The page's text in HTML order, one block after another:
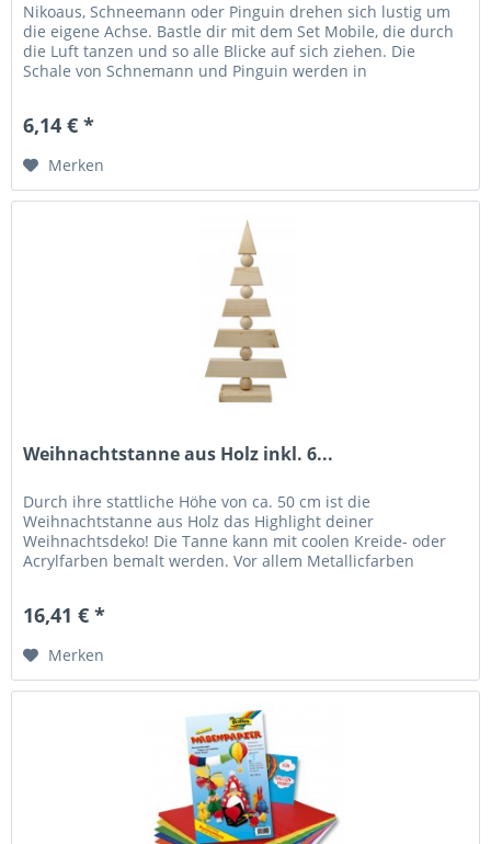
Nikoaus, Schneemann oder Pinguin drehen sich lustig um
die eigene Achse. Bastle dir mit dem Set Mobile, die durch
die Luft tanzen und so alle Blicke auf sich ziehen. Die
Schale von Schnemann und Pinguin werden in
6,14 € *
Merken
Weihnachtstanne aus Holz inkl. 6...
Durch ihre stattliche Höhe von ca. 50 cm ist die
Weihnachtstanne aus Holz das Highlight deiner
Weihnachtsdeko! Die Tanne kann mit coolen Kreide- oder
Acrylfarben bemalt werden. Vor allem Metallicfarben
16,41 € *
Merken